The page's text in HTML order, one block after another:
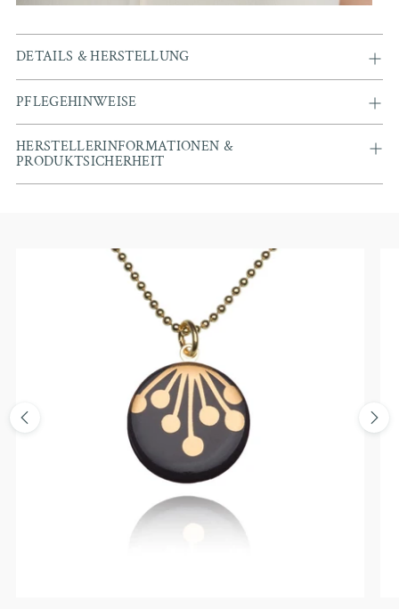
DETAILS & HERSTELLUNG
PFLEGEHINWEISE
HERSTELLERINFORMATIONEN &
PRODUKTSICHERHEIT